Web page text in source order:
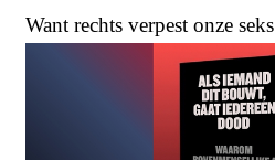
Want rechts verpest onze seks